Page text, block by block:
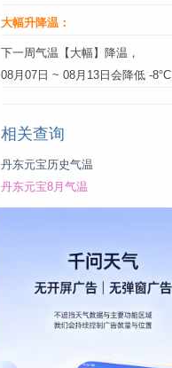
大幅升降温：
下一周气温【大幅】降温，
08月07日 ~ 08月13日会降低 -8°C
相关查询
丹东元宝历史气温
丹东元宝8月气温